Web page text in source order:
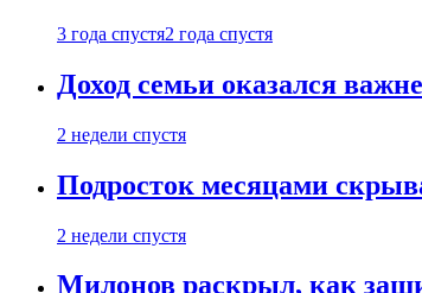
3 года спустя2 года спустя
Доход семьи оказался
2 недели спустя
Подросток месяцами
2 недели спустя
Милонов раскрыл, как